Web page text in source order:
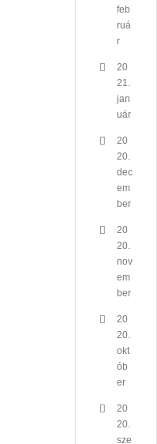
feb
ruá
r
20
21.
jan
uár
20
20.
dec
em
ber
20
20.
nov
em
ber
20
20.
okt
ób
er
20
20.
sze